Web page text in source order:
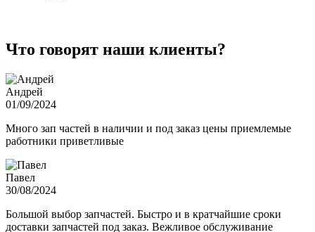
Что говорят наши клиенты?
Андрей
01/09/2024
Много зап частей в наличии и под заказ цены приемлемые
работники приветливые
Павел
30/08/2024
Большой выбор запчастей. Быстро и в кратчайшие сроки
доставки запчастей под заказ. Вежливое обслуживание